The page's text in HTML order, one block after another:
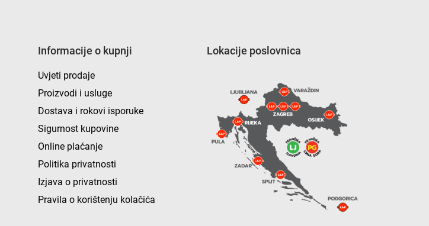
Informacije o kupnji
Uvjeti prodaje
Proizvodi i usluge
Dostava i rokovi isporuke
Sigurnost kupovine
Online plaćanje
Politika privatnosti
Izjava o privatnosti
Pravila o korištenju kolačića
Lokacije poslovnica